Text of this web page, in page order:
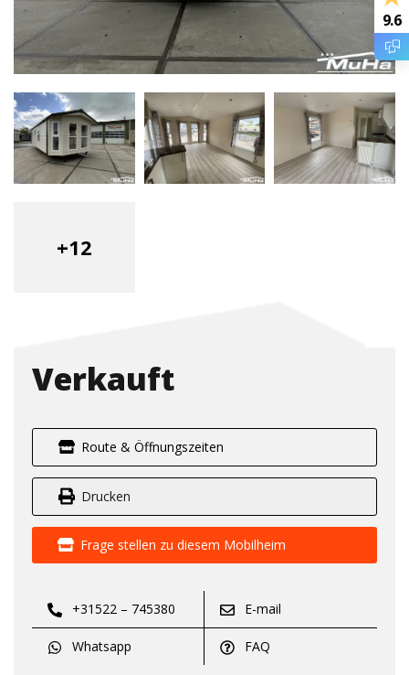
+12
Verkauft
Route & Öffnungszeiten
Drucken
Frage stellen zu diesem Mobilheim
+31522 – 745380 E-mail
Whatsapp FAQ
9.6